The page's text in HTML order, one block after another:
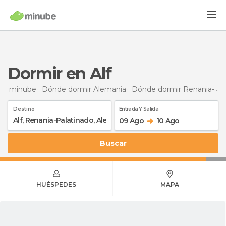
Dormir en Alf
minube Dónde dormir Alemania Dónde dormir Renania-Palatinado
Destino Entrada Y Salida
09 Ago 10 Ago
Buscar
HUÉSPEDES MAPA